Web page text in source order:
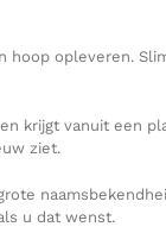
opleveren.
krijgt vanuit een
ziet.
u dat wenst.